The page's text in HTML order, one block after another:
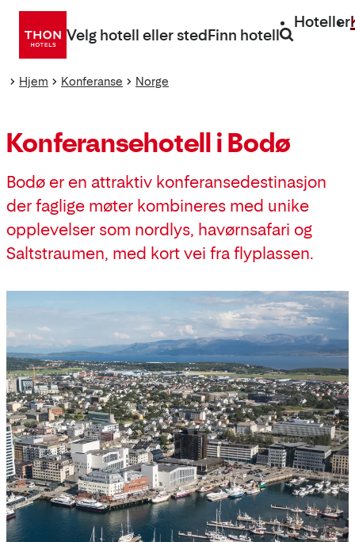
Gå
direkte
Velg hotell eller stedFinn hotell
Hoteller
Hjem Konferanse Norge
Konferansehotell i Bodø
Bodø er en attraktiv konferansedestinasjon
der faglige møter kombineres med unike
opplevelser som nordlys, havørnsafari og
Saltstraumen, med kort vei fra flyplassen.